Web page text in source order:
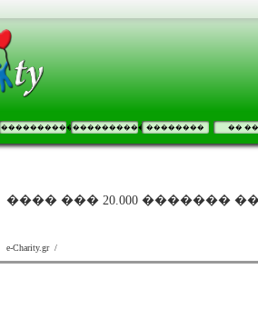
�������������������� �������� ��
���� ��� 20.000 �������
e-Charity.gr /